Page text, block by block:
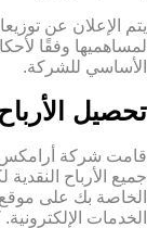
يتم الإعلان عن
لمساهميها وفقًا
الأساسي للشركة.
تحصيل
قامت شركة أرامكس
جميع الأرباح
الخاصة بك على
الخدمات